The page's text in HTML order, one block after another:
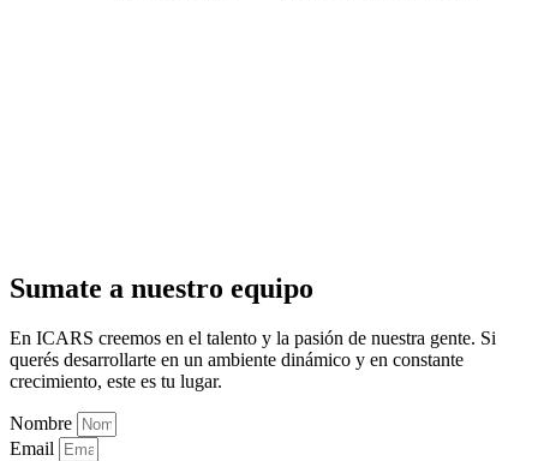
Sumate a nuestro equipo
En ICARS creemos en el talento y la pasión de nuestra gente. Si
querés desarrollarte en un ambiente dinámico y en constante
crecimiento, este es tu lugar.
Nombre
Email